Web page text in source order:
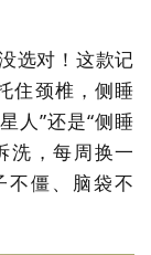
选对！这款记
住颈椎，侧睡
人”还是“侧睡
洗，每周换一
不僵、脑袋不